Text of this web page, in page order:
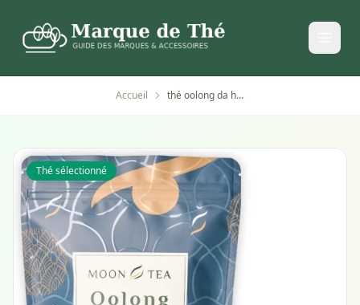
Accueil thé oolong da hong pao premium 50 g
Thé sélectionné